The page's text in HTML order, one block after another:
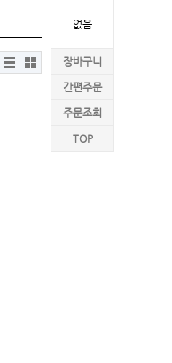
없음
장바구니
간편주문
주문조회
TOP
리스
트뷰
갤러
리뷰